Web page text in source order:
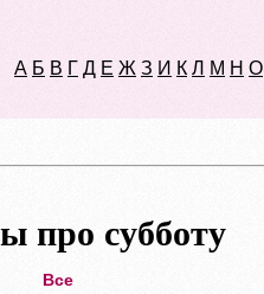
А Б В Г Д Е Ж З И К Л М Н О
про субботу
Все